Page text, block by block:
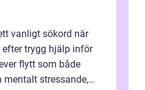
vanligt sökord när
efter trygg hjälp inför
flytt som både
stressande,